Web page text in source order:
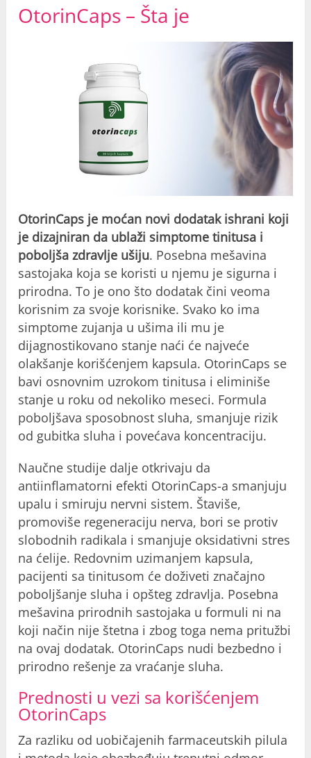
OtorinCaps – Šta je
OtorinCaps je moćan novi dodatak ishrani koji
je dizajniran da ublaži simptome tinitusa i
poboljša zdravlje ušiju. Posebna mešavina
sastojaka koja se koristi u njemu je sigurna i
prirodna. To je ono što dodatak čini veoma
korisnim za svoje korisnike. Svako ko ima
simptome zujanja u ušima ili mu je
dijagnostikovano stanje naći će najveće
olakšanje korišćenjem kapsula. OtorinCaps se
bavi osnovnim uzrokom tinitusa i eliminiše
stanje u roku od nekoliko meseci. Formula
poboljšava sposobnost sluha, smanjuje rizik
od gubitka sluha i povećava koncentraciju.
Naučne studije dalje otkrivaju da
antiinflamatorni efekti OtorinCaps-a smanjuju
upalu i smiruju nervni sistem. Štaviše,
promoviše regeneraciju nerva, bori se protiv
slobodnih radikala i smanjuje oksidativni stres
na ćelije. Redovnim uzimanjem kapsula,
pacijenti sa tinitusom će doživeti značajno
poboljšanje sluha i opšteg zdravlja. Posebna
mešavina prirodnih sastojaka u formuli ni na
koji način nije štetna i zbog toga nema pritužbi
na ovaj dodatak. OtorinCaps nudi bezbedno i
prirodno rešenje za vraćanje sluha.
Prednosti u vezi sa korišćenjem
OtorinCaps
Za razliku od uobičajenih farmaceutskih pilula